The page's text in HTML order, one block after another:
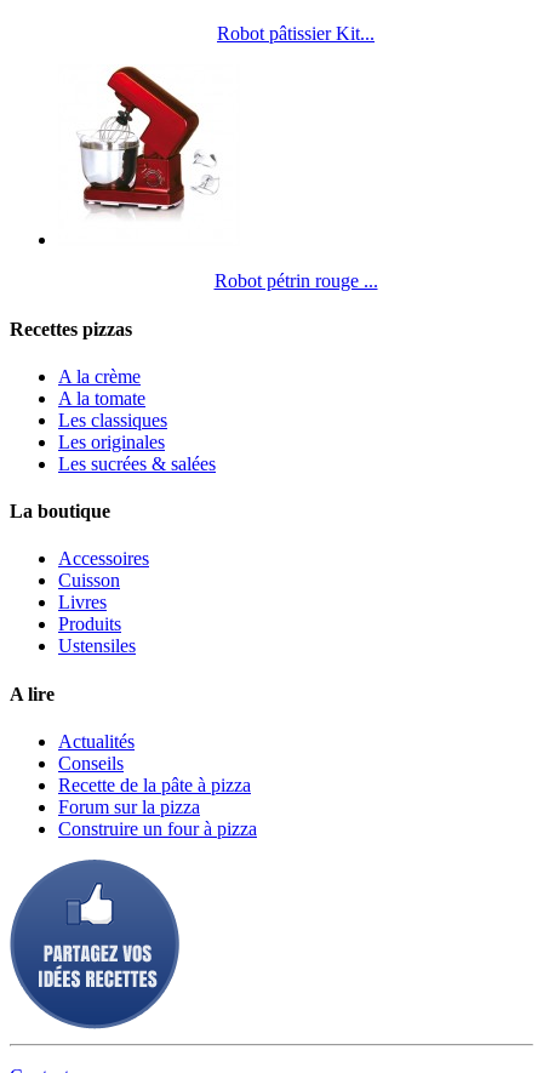
Robot pâtissier Kit...
Robot pétrin rouge ...
Recettes pizzas
A la crème
A la tomate
Les classiques
Les originales
Les sucrées & salées
La boutique
Accessoires
Cuisson
Livres
Produits
Ustensiles
A lire
Actualités
Conseils
Recette de la pâte à pizza
Forum sur la pizza
Construire un four à pizza